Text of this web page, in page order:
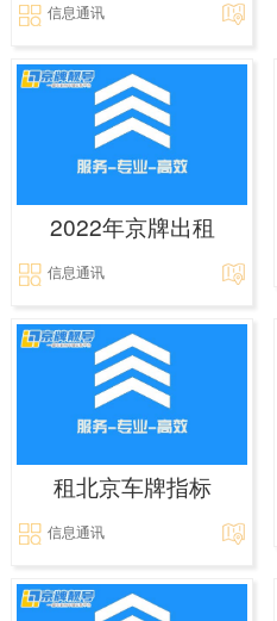
信息通讯
2022年京牌出租
信息通讯
租北京车牌指标
信息通讯